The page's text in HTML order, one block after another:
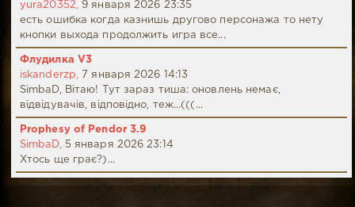
yura20352, 9 января 2026 23:35
есть ошибка когда казнишь другово персонажа то нету
кнопки выхода продолжить игра все...
Флудилка V3
iskanderzp, 7 января 2026 14:13
SimbaD, Вітаю! Тут зараз тиша: оновлень немає,
відвідувачів, відповідно, теж...(((...
Prophesy of Pendor 3.9
SimbaD, 5 января 2026 23:14
Хтось ще грає?)...